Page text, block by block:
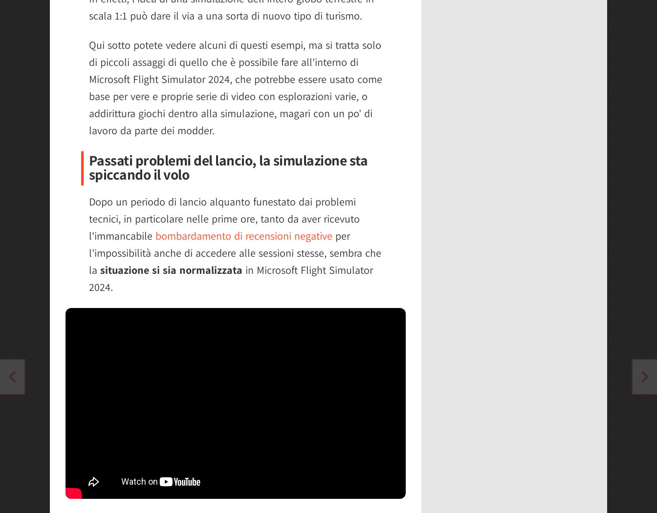
scala 1:1 può dare il via a una sorta di nuovo tipo di turismo.
Qui sotto potete vedere alcuni di questi esempi, ma si tratta solo
di piccoli assaggi di quello che è possibile fare all'interno di
Microsoft Flight Simulator 2024, che potrebbe essere usato come
base per vere e proprie serie di video con esplorazioni varie, o
addirittura giochi dentro alla simulazione, magari con un po' di
lavoro da parte dei modder.
Passati problemi del lancio, la simulazione sta
spiccando il volo
Dopo un periodo di lancio alquanto funestato dai problemi
tecnici, in particolare nelle prime ore, tanto da aver ricevuto
l'immancabile bombardamento di recensioni negative per
l'impossibilità anche di accedere alle sessioni stesse, sembra che
la situazione si sia normalizzata in Microsoft Flight Simulator
2024.